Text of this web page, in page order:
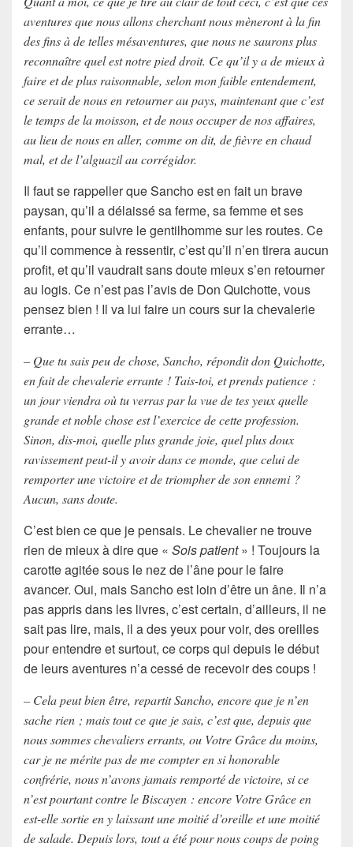
aventures que nous allons cherchant nous mèneront à la fin
des fins à de telles mésaventures, que nous ne saurons plus
reconnaître quel est notre pied droit. Ce qu’il y a de mieux à
faire et de plus raisonnable, selon mon faible entendement,
ce serait de nous en retourner au pays, maintenant que c’est
le temps de la moisson, et de nous occuper de nos affaires,
au lieu de nous en aller, comme on dit, de fièvre en chaud
mal, et de l’alguazil au corrégidor.
Il faut se rappeller queSanchoest en fait un brave
paysan, qu’il a délaissé sa ferme, sa femme et ses
enfants, pour suivre le gentilhomme sur les routes. Ce
qu’il commence à ressentir, c’est qu’il n’en tirera aucun
profit, et qu’il vaudrait sans doute mieux s’en retourner
au logis. Ce n’est pas l’avis de Don Quichotte, vous
pensez bien ! Il va lui faire un cours sur lachevalerie
errante…
– Que tu sais peu de chose, Sancho, répondit don Quichotte,
en fait de chevalerie errante ! Tais-toi, et prends patience :
un jour viendra où tu verras par la vue de tes yeux quelle
grande et noble chose est l’exercice de cette profession.
Sinon, dis-moi, quelle plus grande joie, quel plus doux
ravissement peut-il y avoir dans ce monde, que celui de
remporter une victoire et de triompher de son ennemi ?
Aucun, sans doute.
C’est bien ce que je pensais. Le chevalier ne trouve
rien de mieux à dire que « Sois patient» ! Toujours la
carotte agitée sous le nez de l’âne pour le faire
avancer. Oui, maisSanchoest loin d’être un âne. Il n’a
pas appris dans les livres, c’est certain, d’ailleurs, il ne
sait pas lire, mais, il a des yeux pour voir, des oreilles
pour entendre et surtout, ce corps qui depuis le début
de leurs aventures n’a cessé de recevoir des coups !
– Cela peut bien être, repartit Sancho, encore que je n’en
sache rien ; mais tout ce que je sais, c’est que, depuis que
nous sommes chevaliers errants, ou Votre Grâce du moins,
car je ne mérite pas de me compter en si honorable
confrérie, nous n’avons jamais remporté de victoire, si ce
n’est pourtant contre le Biscayen : encore Votre Grâce en
est-elle sortie en y laissant une moitié d’oreille et une moitié
de salade. Depuis lors, tout a été pour nous coups de poing